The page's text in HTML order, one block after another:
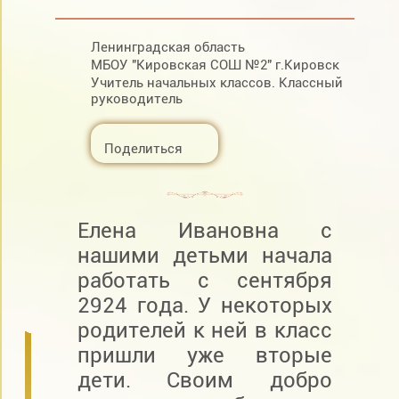
Ленинградская область
МБОУ "Кировская СОШ №2" г.Кировск
Учитель начальных классов. Классный
руководитель
Поделиться
Елена Ивановна с
нашими детьми начала
работать с сентября
2924 года. У некоторых
родителей к ней в класс
пришли уже вторые
дети. Своим добро